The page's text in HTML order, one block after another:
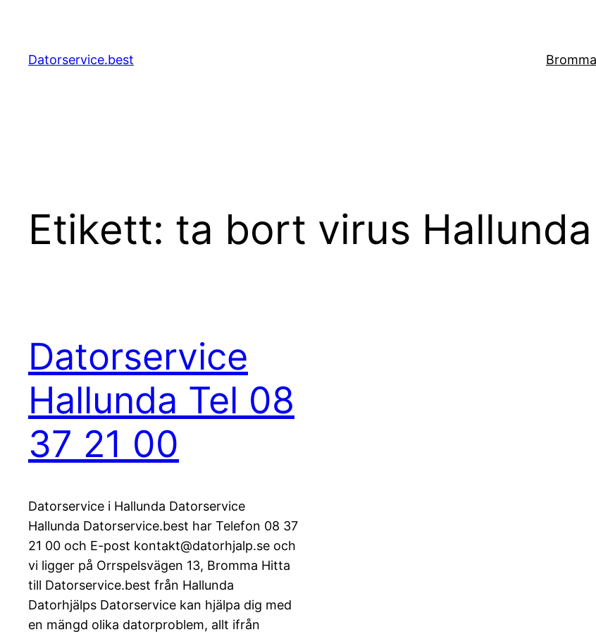
innehåll
Datorservice.best
Etikett: ta bort virus Hallunda
Datorservice
Hallunda Tel 08
37 21 00
Datorservice i Hallunda Datorservice
Hallunda Datorservice.best har Telefon 08 37
21 00 och E-post kontakt@datorhjalp.se och
vi ligger på Orrspelsvägen 13, Bromma Hitta
till Datorservice.best från Hallunda
Datorhjälps Datorservice kan hjälpa dig med
en mängd olika datorproblem, allt ifrån